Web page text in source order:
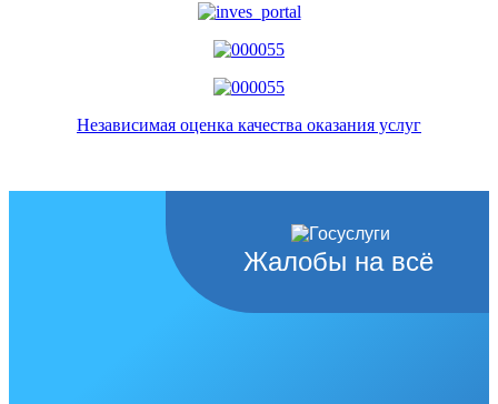
Независимая оценка качества оказания услуг
Жалобы на всё